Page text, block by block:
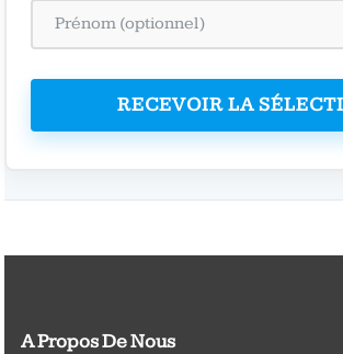
RECEVOIR LA
A Propos De Nous